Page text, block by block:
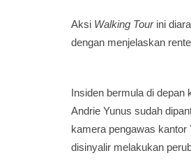
Aksi Walking Tour ini
dengan menjelaskan
Insiden bermula di depan
Andrie Yunus sudah
kamera pengawas kantor
disinyalir melakukan